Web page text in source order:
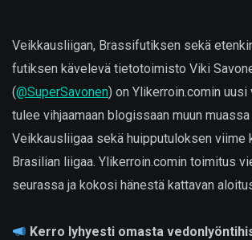
Veikkausliigan, Brassifutiksen sekä
futiksen kävelevä tietotoimisto Viki
(@SuperSavonen) on Ylikerroin.comin
tulee vihjaamaan blogissaan muun
Veikkausliigaa sekä huipputuloksen viime
Brasilian liigaa. Ylikerroin.comin toimitus
seurassa ja kokosi hänestä kattavan
Kerro lyhyesti omasta